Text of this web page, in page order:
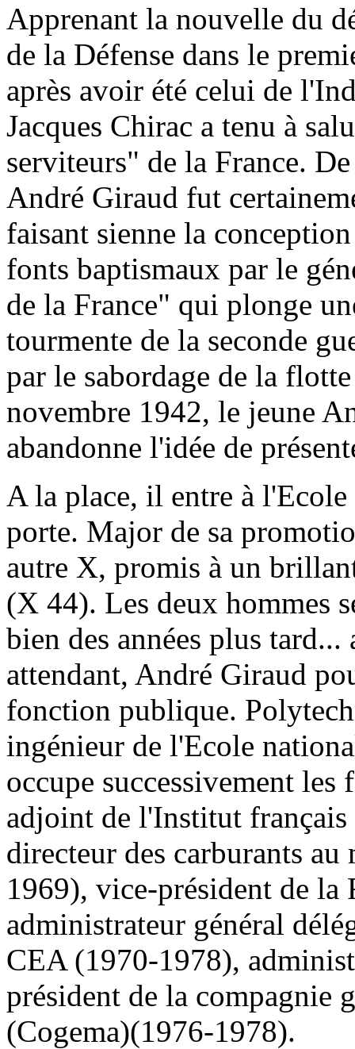
Apprenant la nouvelle du
de la Défense dans le
après avoir été celui de
Jacques Chirac a tenu à
serviteurs" de la France.
André Giraud fut
faisant sienne la
fonts baptismaux par le
de la France" qui plonge
tourmente de la seconde
par le sabordage de la
novembre 1942, le jeune
abandonne l'idée de
A la place, il entre à
porte. Major de sa
autre X, promis à un
(X 44). Les deux hommes
bien des années plus
attendant, André Giraud
fonction publique.
ingénieur de l'Ecole
occupe successivement
adjoint de l'Institut
directeur des carburants
1969), vice-président de
administrateur général
CEA (1970-1978),
président de la compagnie
(Cogema)(1976-1978).